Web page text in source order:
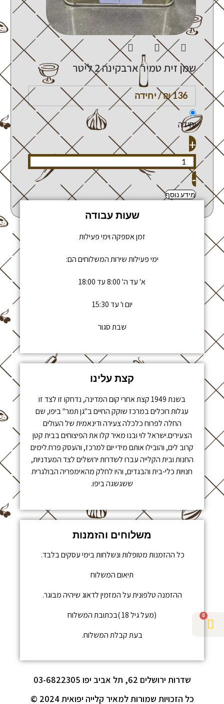
שמן זית טמיר ארבקינה 2 ליטר
יחידה
+
-
מידע נוסף
0
שעות עבודה
זמן אספקה וימי פעילות
ימי פעילות שירות המשלוחים הם:
א' עד ה' 8:00 עד 18:00
יום ו' עד 15:30
שבת סגור
קצת עלינו
בשנת 1949 קצת אחרי קום המדינה, נדחקו זו לצד זו
עגלות רוכלים במרכז שוקק החיים ב"גן תמר" ביפו, שם
החלה לפרוח כלכלה צעירה ודינאמית של העולים
הצעירים.ישראל לוי ובנו מאיר קלו את הפיצוחים בבית קטן
קרוב לים, והובילו אותם מידי יום למרכז, והעסק פרח.לימים
החנות ובית הקלייה עברו לשדרות ירושלים לצד המעדניות,
חנויות כלי-בית והבגדים, והיו לחלק מהאימפריה הבולגרית
ששגשגה ביפו.
משלוחים והזמנות
כל ההזמנות מטופלות ונשלחות בימי עסקים בלבד.
תיאום המשלוח
ההזמנה טלפונית על המזמין לדאוג שיהיה מבוגר.
(מעל גיל 18 )בכתובת המשלוח
בעת קבלת המשלוח.
שדרות ירושלים 62, תל אביב יפו 03-6822305
כל הזכויות שמורות למאיר קלייה יפואית 2024 ©